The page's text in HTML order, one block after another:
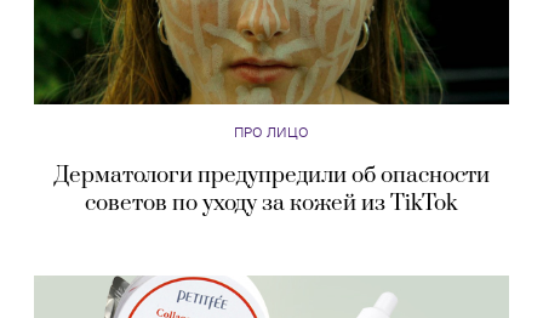
ПРО ЛИЦО
Дерматологи предупредили об опасности
советов по уходу за кожей из TikTok